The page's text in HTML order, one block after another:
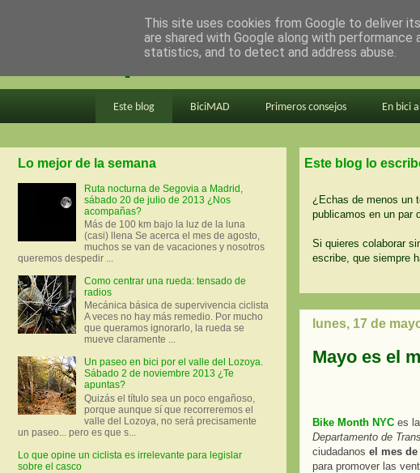
en bici por madrid
Este blog BiciMAD Primeros consejos En bici
Este blog lo
¿Echas de menos un
publicamos en un par
Si quieres colaborar
escribe, que siempre
lunes, 17 de
Mayo es el
Bike Month NYC es
Departamento de
ciudadanos el mes
para promover las
Lo mejor de la semana
Ruta nocturna de Segovia a Madrid,
sábado 20 de julio de 2013 ¿Nos
acompañas?
Más de 100 km bajo la luz de la luna
(casi) llena Se acerca el mes de agosto,
muchos se van de vacaciones y nosotros
queremos despedir ...
Como centrar una rueda: tensado de
radios
Mecánica básica de supervivencia ciclista
A veces no hay más remedio. Por mucho
que queramos ignorarlo, la rueda se
mueve claramente ...
Un paseo en bici por el valle del Lozoya.
Sábado 2 de noviembre 2013 ¿Te
apuntas?
Quizás el título sea un poco engañoso,
porque aunque sí que recorreremos el
valle del Lozoya, no será precisamente
un paseo... pero es que s...
Lo que opine un ciclista es irrelevante para legislar
sobre el casco
This site uses cookies from Google to deliver
are shared with Google along with
statistics, and to detect and address abuse.